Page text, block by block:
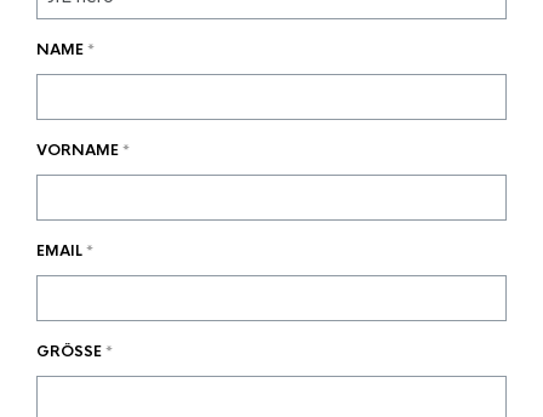
NAME*
VORNAME*
EMAIL*
GRÖSSE*